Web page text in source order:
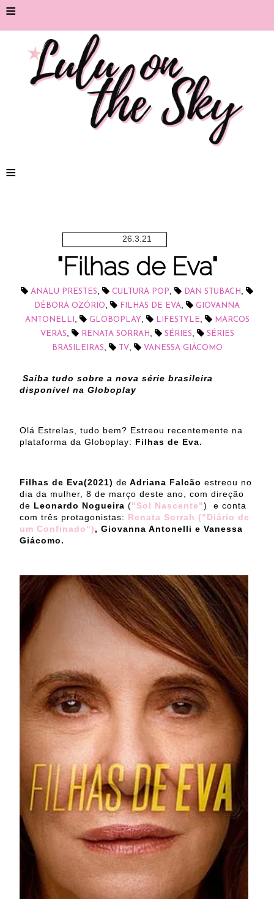
≡
≡
26.3.21
"Filhas de Eva"
ANALU PRESTES, CULTURA POP, DAN STUBACH ,
DÉBORA OZÓRIO, FILHAS DE EVA,
GIOVANNA
ANTONELLI , GLOBOPLAY, LIFESTYLE,
MARCOS
VERAS, RENATA SORRAH , SÉRIES,
SÉRIES
BRASILEIRAS, TV, VANESSA GIÁCOMO
Saiba tudo sobre a nova série brasileira
disponível na Globoplay
Olá Estrelas, tudo bem? Estreou recentemente na
plataforma da Globoplay: Filhas de Eva.
Filhas de Eva(2021) de Adriana Falcão estreou no
dia da mulher, 8 de março deste ano, com direção
de Leonardo Nogueira ("Sol Nascente") e conta
com três protagonistas: Renata Sorrah ("Diário de
um Confinado"), Giovanna Antonelli e Vanessa
Giácomo.